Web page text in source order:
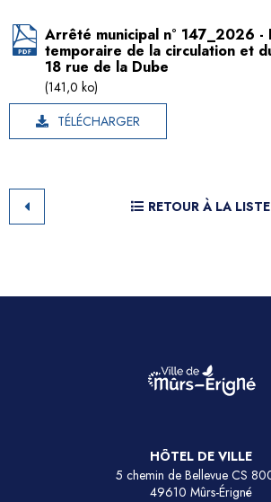
Arrêté municipal n° 147_2026 -
temporaire de la circulation et
18 rue de la Dube
(141,0 ko)
TÉLÉCHARGER
RETOUR À LA LISTE
HÔTEL DE VILLE
5 chemin de Bellevue CS
49610 Mûrs-Érigné